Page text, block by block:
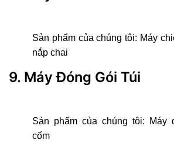
Sản phẩm của chúng tôi: Máy
nắp chai
9. Máy Đóng Gói Túi
Sản phẩm của chúng tôi:
Máy
cốm